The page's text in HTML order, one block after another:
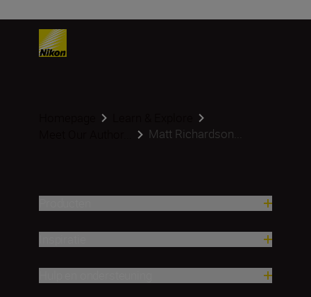
Matt Richardson...